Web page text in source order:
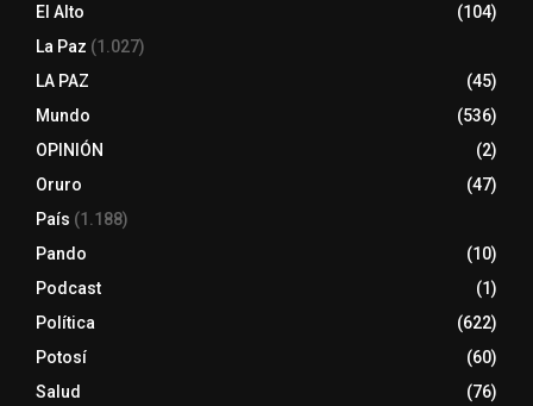
El Alto
(104)
La Paz (1.027)
LA PAZ
(45)
Mundo
(536)
OPINIÓN
(2)
Oruro
(47)
País (1.188)
Pando
(10)
Podcast
(1)
Política
(622)
Potosí
(60)
Salud
(76)